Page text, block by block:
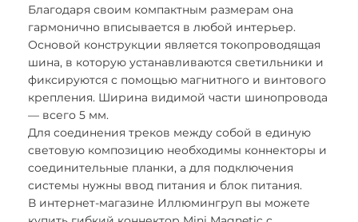
Благодаря своим компактным размерам она
гармонично вписывается в любой интерьер.
Основой конструкции является токопроводящая
шина, в которую устанавливаются светильники и
фиксируются с помощью магнитного и винтового
крепления. Ширина видимой части шинопровода
— всего 5 мм.
Для соединения треков между собой в единую
световую композицию необходимы коннекторы и
соединительные планки, а для подключения
системы нужны ввод питания и блок питания.
В интернет-магазине Иллюмингруп вы можете